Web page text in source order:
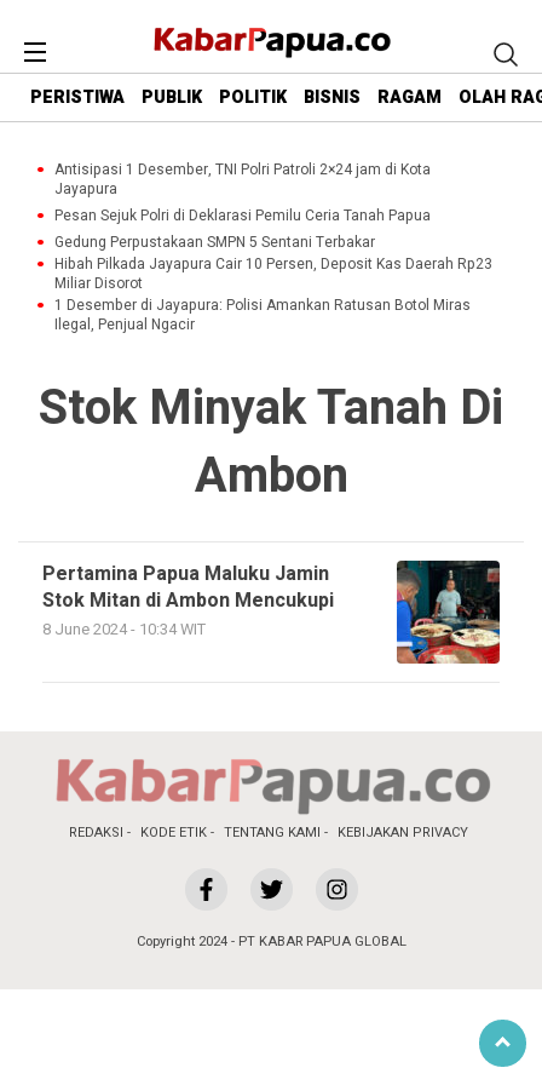
PERISTIWA PUBLIK POLITIK BISNIS RAGAM OLAH
Antisipasi 1 Desember, TNI Polri Patroli 2×24 jam di Kota
Jayapura
Pesan Sejuk Polri di Deklarasi Pemilu Ceria Tanah Papua
Gedung Perpustakaan SMPN 5 Sentani Terbakar
Hibah Pilkada Jayapura Cair 10 Persen, Deposit Kas Daerah Rp23
Miliar Disorot
1 Desember di Jayapura: Polisi Amankan Ratusan Botol Miras
Ilegal, Penjual Ngacir
Stok Minyak Tanah Di
Ambon
Pertamina Papua Maluku Jamin
Stok Mitan di Ambon Mencukupi
8 June 2024 - 10:34 WIT
REDAKSI KODE ETIK TENTANG KAMI KEBIJAKAN PRIVACY
Copyright 2024 - PT KABAR PAPUA GLOBAL